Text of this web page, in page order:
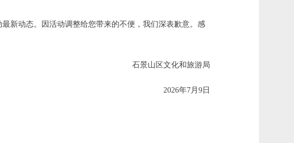
新动态。因活动调整给您带来的不便，我们深表歉意。感
石景山区文化和旅游局
2026年7月9日